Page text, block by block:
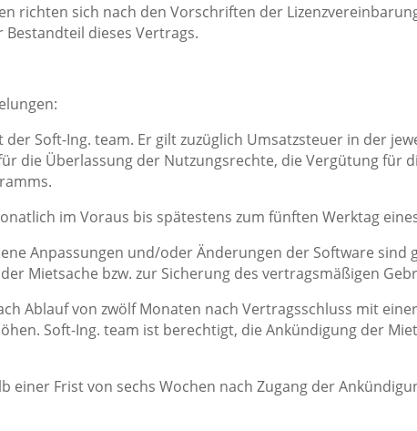
richten sich nach den Vorschriften der
dieses Vertrags.
Soft-Ing. team. Er gilt zuzüglich Umsatzsteuer in der
die Überlassung der Nutzungsrechte, die Vergütung für
im Voraus bis spätestens zum fünften Werktag
Anpassungen und/oder Änderungen der Software sind
Mietsache bzw. zur Sicherung des vertragsmäßigen
Ablauf von zwölf Monaten nach Vertragsschluss mit
Soft-Ing. team ist berechtigt, die Ankündigung der
einer Frist von sechs Wochen nach Zugang der